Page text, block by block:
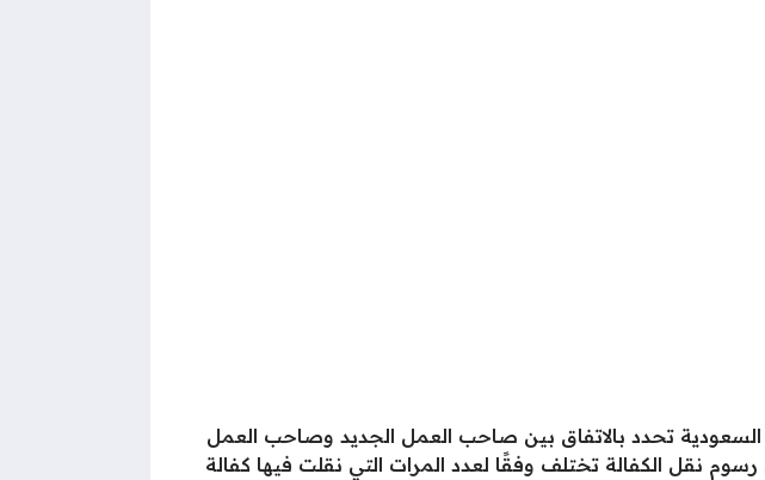
السعودية تحدد بالاتفاق بين صاحب العمل الجديد وصاحب العمل
نقل الكفالة تختلف وفقًا لعدد المرات التي نقلت فيها كفالة